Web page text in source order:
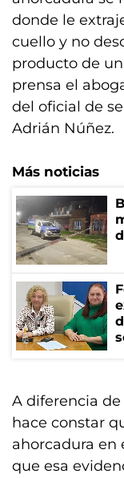
donde le
cuello y no
producto de
prensa el
del oficial de
Adrián Núñez.
Más noticias
A diferencia
hace constar
ahorcadura en
que esa